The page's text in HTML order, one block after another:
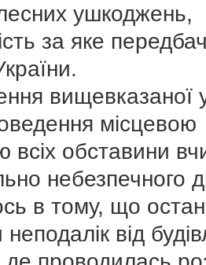
ушкоджень,
за яке
вищевказаної
місцевою
всіх обставини
небезпечного
в тому, що
від